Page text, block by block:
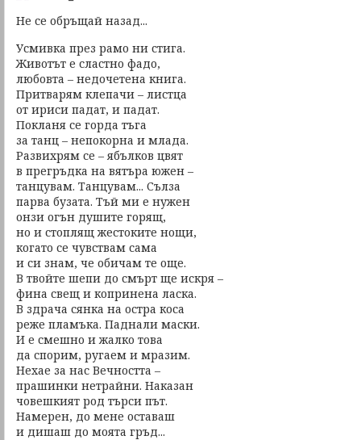
Не се обръщай назад...
Усмивка през рамо ни стига.
Животът е сластно фадо,
любовта – недочетена книга.
Притварям клепачи – листца
от ириси падат, и падат.
Покланя се горда тъга
за танц – непокорна и млада.
Развихрям се – ябълков цвят
в прегръдка на вятъра южен –
танцувам. Танцувам... Сълза
парва бузата. Тъй ми е нужен
онзи огън душите горящ,
но и стоплящ жестоките нощи,
когато се чувствам сама
и си знам, че обичам те още.
В твойте шепи до смърт ще искря –
фина свещ и копринена ласка.
В здрача сянка на остра коса
реже пламъка. Паднали маски.
И е смешно и жалко това
да спорим, ругаем и мразим.
Нехае за нас Вечността –
прашинки нетрайни. Наказан
човешкият род търси път.
Намерен, до мене оставаш
и дишаш до моята гръд...